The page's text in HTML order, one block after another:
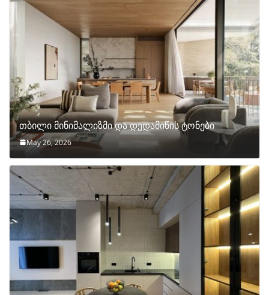
თბილი მინიმალიზმი და დედამიწის ტონები
May 26, 2026